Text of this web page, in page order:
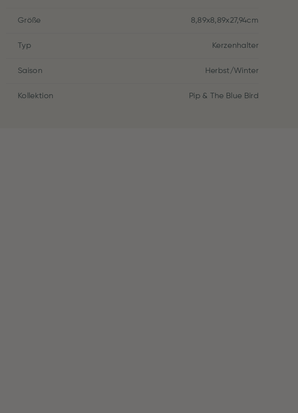
Größe 8,89x8,89x27,94cm
Typ Kerzenhalter
Saison Herbst/Winter
Kollektion Pip & The Blue Bird